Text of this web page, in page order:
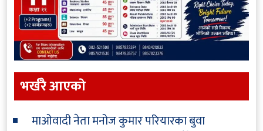
भर्खरै आएकाे
माओवादी नेता मनोज कुमार परियारका बुवा